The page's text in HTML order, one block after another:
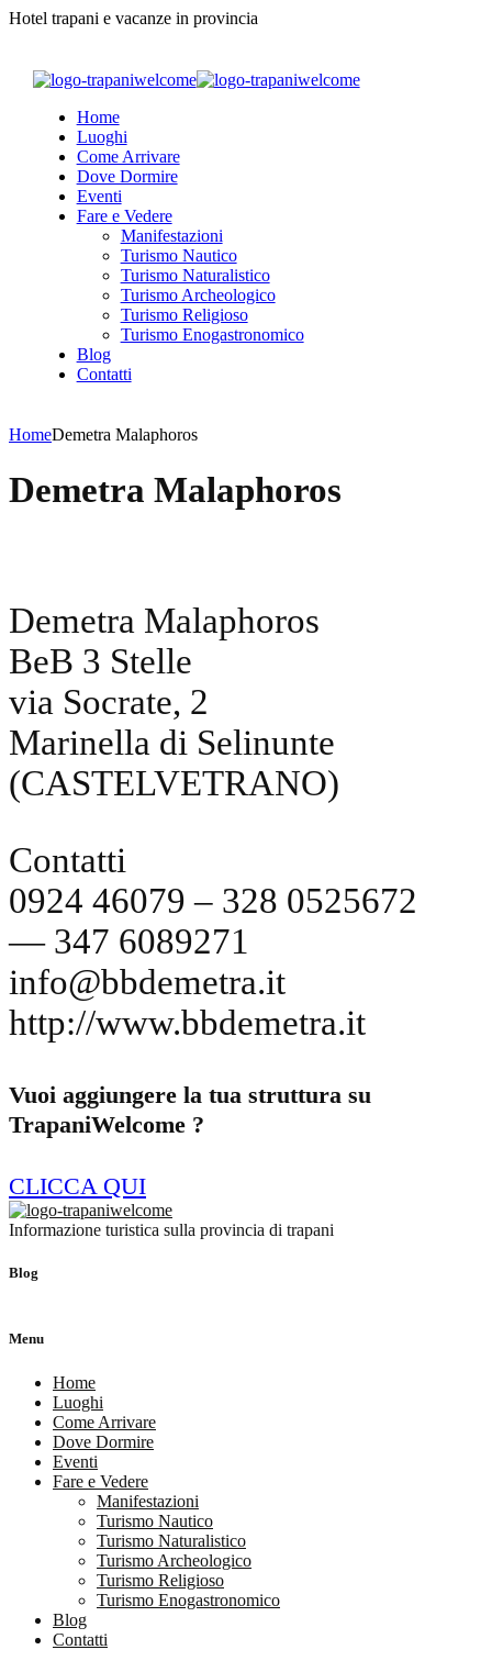
Hotel trapani e vacanze in provincia
Home
Luoghi
Come Arrivare
Dove Dormire
Eventi
Fare e Vedere
Manifestazioni
Turismo Nautico
Turismo Naturalistico
Turismo Archeologico
Turismo Religioso
Turismo Enogastronomico
Blog
Contatti
HomeDemetra Malaphoros
Demetra Malaphoros
Demetra Malaphoros
BeB 3 Stelle
via Socrate, 2
Marinella di Selinunte
(CASTELVETRANO)
Contatti
0924 46079 – 328 0525672
— 347 6089271
info@bbdemetra.it
http://www.bbdemetra.it
Vuoi aggiungere la tua struttura su
TrapaniWelcome ?
CLICCA QUI
Informazione turistica sulla provincia di trapani
Blog
Menu
Home
Luoghi
Come Arrivare
Dove Dormire
Eventi
Fare e Vedere
Manifestazioni
Turismo Nautico
Turismo Naturalistico
Turismo Archeologico
Turismo Religioso
Turismo Enogastronomico
Blog
Contatti